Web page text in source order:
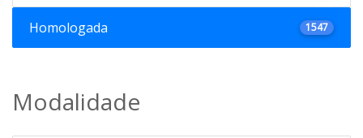
Homologada 1547
Modalidade